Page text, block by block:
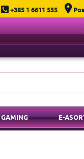
+385 1 6611 555
GAMING E-